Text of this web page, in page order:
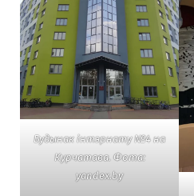
Будынак інтэрнату №4 на
Курчатава. Фота:
yandex.by